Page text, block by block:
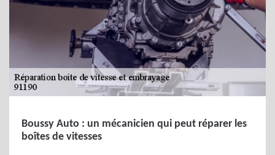
Boussy Auto : un mécanicien qui peut réparer les
boîtes de vitesses